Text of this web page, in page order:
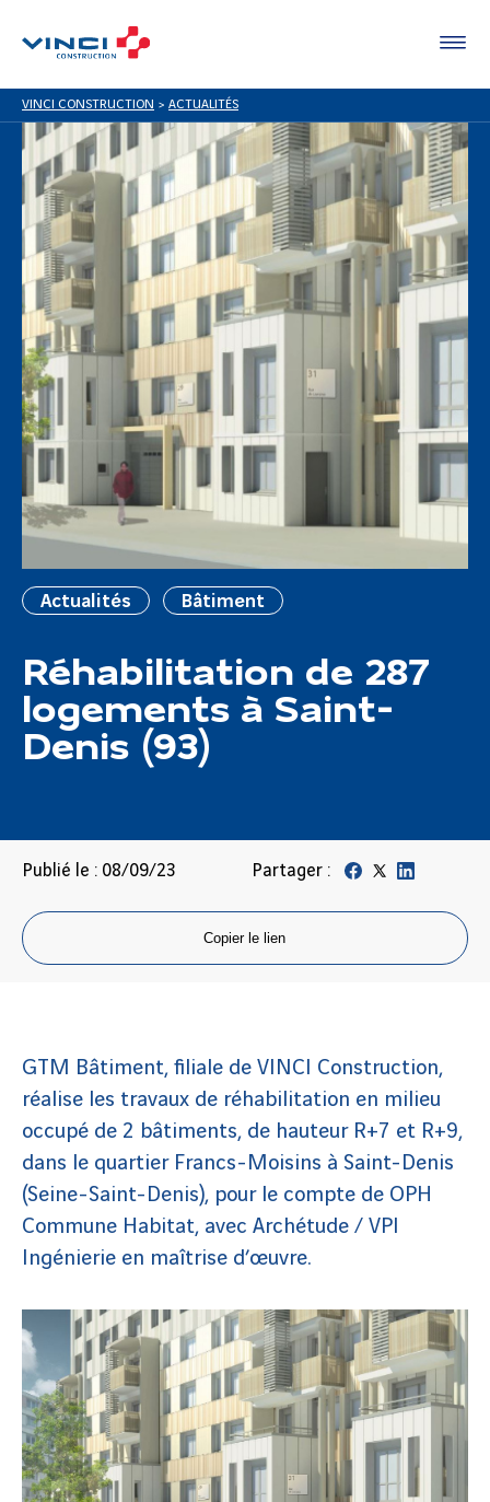
VINCI CONSTRUCTION > ACTUALITÉS
Actualités Bâtiment
Réhabilitation de 287
logements à Saint-
Denis (93)
Publié le : 08/09/23 Partager :
Copier le lien
GTM Bâtiment, filiale de VINCI Construction,
réalise les travaux de réhabilitation en milieu
occupé de 2 bâtiments, de hauteur R+7 et R+9,
dans le quartier Francs-Moisins à Saint-Denis
(Seine-Saint-Denis), pour le compte de OPH
Commune Habitat, avec Archétude / VPI
Ingénierie en maîtrise d’œuvre.